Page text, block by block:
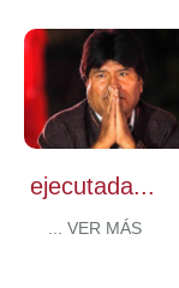
ejecutada...
... VER MÁS